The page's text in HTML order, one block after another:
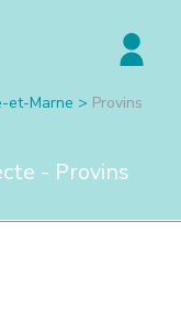
et-Marne > Provins
- Provins